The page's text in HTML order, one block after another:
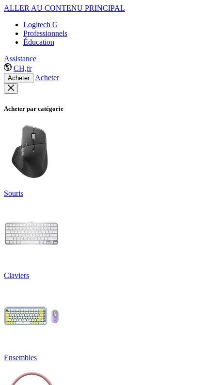
ALLER AU CONTENU PRINCIPAL
Logitech G
Professionnels
Éducation
Assistance
CH,fr
Acheter Acheter
Acheter par catégorie
Souris
Claviers
Ensembles